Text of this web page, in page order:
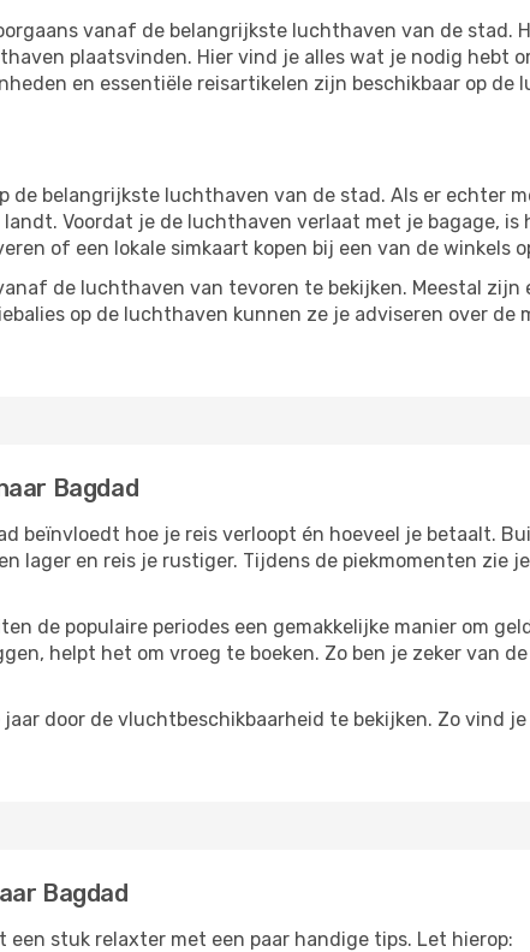
vanaf de belangrijkste luchthaven van de stad.
plaatsvinden. Hier vind je alles wat je nodig hebt
en essentiële reisartikelen zijn beschikbaar op
de belangrijkste luchthaven van de stad. Als er echter
Voordat je de luchthaven verlaat met je bagage, is
of een lokale simkaart kopen bij een van de winkels
de luchthaven van tevoren te bekijken. Meestal zijn
op de luchthaven kunnen ze je adviseren over de
Bagdad
beïnvloedt hoe je reis verloopt én hoeveel je betaalt.
lager en reis je rustiger. Tijdens de piekmomenten zie
de populaire periodes een gemakkelijke manier om
helpt het om vroeg te boeken. Zo ben je zeker van
door de vluchtbeschikbaarheid te bekijken. Zo vind
Bagdad
stuk relaxter met een paar handige tips. Let hierop: